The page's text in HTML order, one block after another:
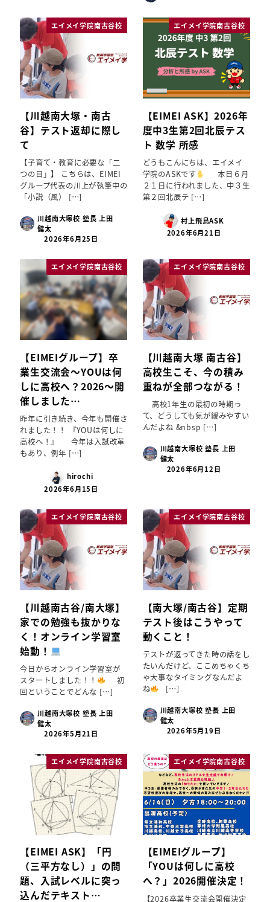
エイメイ学院南古谷校
【川越南大塚・南古
谷】テスト返却に際し
て
【子育て・教育に必要な「二
つの目」】 こちらは、EIMEI
グループ代表の川上が執筆中の
「小説（風） […]
川越南大塚校 塾長 上田
健太
2026年6月25日
エイメイ学院南古谷校
【EIMEI ASK】2026年
度中3生第2回北辰テス
ト 数学 所感
どうもこんにちは、エイメイ
学院のASKです
本日６月
２１日に行われました、中３生
第２回北辰テ […]
村上飛鳥ASK
2026年6月21日
エイメイ学院南古谷校
【EIMEIグループ】卒
業生交流会～YOUは何
しに高校へ？2026～開
催しました…
昨年に引き続き、今年も開催さ
れました！！ 『YOUは何しに
高校へ！』 今年は入試改革
もあり、例年 […]
hirochi
2026年6月15日
エイメイ学院南古谷校
【川越南大塚 南古谷】
高校生こそ、今の積み
重ねが全部つながる！
高校1年生の最初の時期っ
て、どうしても気が緩みやすい
んだよね &nbsp […]
川越南大塚校 塾長 上田
健太
2026年6月12日
エイメイ学院南古谷校
【川越南古谷/南大塚】
家での勉強も抜かりな
く！オンライン学習室
始動！
今日からオンライン学習室が
スタートしました！！
初
回ということでどんな […]
川越南大塚校 塾長 上田
健太
2026年5月21日
エイメイ学院南古谷校
【南大塚/南古谷】定期
テスト後はこうやって
動くこと！
テストが返ってきた時の話をし
たいんだけど、ここめちゃくち
ゃ大事なタイミングなんだよ
ね
[…]
川越南大塚校 塾長 上田
健太
2026年5月19日
エイメイ学院南古谷校
【EIMEI ASK】「円
（三平方なし）」の問
題、入試レベルに突っ
込んだテキスト…
エイメイ学院南古谷校
【EIMEIグループ】
「YOUは何しに高校
へ？」2026開催決定！
【2026卒業生交流会開催決定